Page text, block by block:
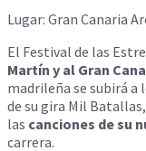
Lugar: Gran Canaria
El Festival de las
Martín y al Gran
madrileña se subirá a
de su gira Mil
las canciones de su
carrera.